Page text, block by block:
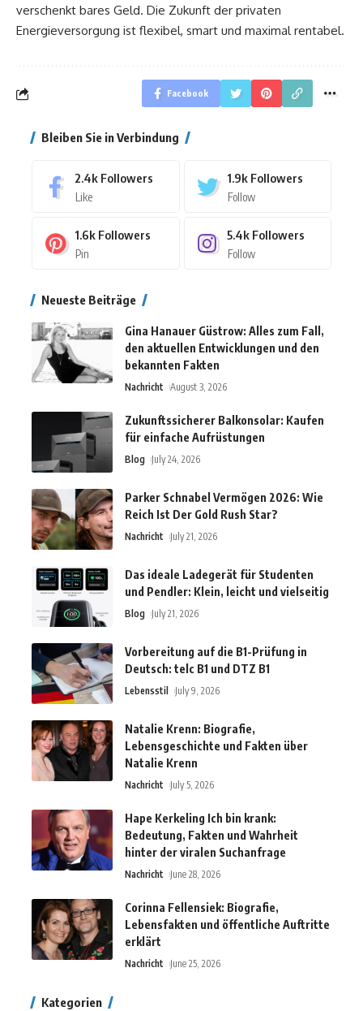
verschenkt bares Geld. Die Zukunft der privaten
Energieversorgung ist flexibel, smart und maximal rentabel.
Facebook
Bleiben Sie in Verbindung
2.4k Followers
Like
1.9k Followers
Follow
1.6k Followers
Pin
5.4k Followers
Follow
Neueste Beiträge
Gina Hanauer Güstrow: Alles zum Fall,
den aktuellen Entwicklungen und den
bekannten Fakten
Nachricht August 3, 2026
Zukunftssicherer Balkonsolar: Kaufen
für einfache Aufrüstungen
Blog July 24, 2026
Parker Schnabel Vermögen 2026: Wie
Reich Ist Der Gold Rush Star?
Nachricht July 21, 2026
Das ideale Ladegerät für Studenten
und Pendler: Klein, leicht und vielseitig
Blog July 21, 2026
Vorbereitung auf die B1-Prüfung in
Deutsch: telc B1 und DTZ B1
Lebensstil July 9, 2026
Natalie Krenn: Biografie,
Lebensgeschichte und Fakten über
Natalie Krenn
Nachricht July 5, 2026
Hape Kerkeling Ich bin krank:
Bedeutung, Fakten und Wahrheit
hinter der viralen Suchanfrage
Nachricht June 28, 2026
Corinna Fellensiek: Biografie,
Lebensfakten und öffentliche Auftritte
erklärt
Nachricht June 25, 2026
Kategorien